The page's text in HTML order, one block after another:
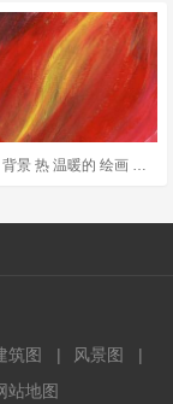
火 火焰 抽象 背景 热 温暖的 绘画 艺术 压克力
筑图
风景图
站地图